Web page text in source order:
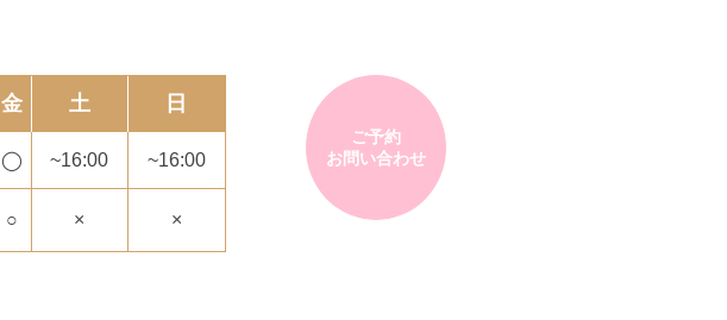
金 土 日
◯ ~16:00 ~16:00
○ × ×
ご予約
お問い合わせ